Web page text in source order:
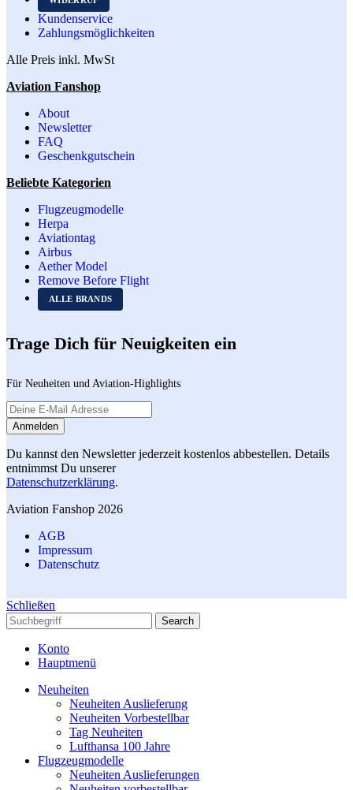
Kundenservice
Zahlungsmöglichkeiten
Alle Preis inkl. MwSt
Aviation Fanshop
About
Newsletter
FAQ
Geschenkgutschein
Beliebte Kategorien
Flugzeugmodelle
Herpa
Aviationtag
Airbus
Aether Model
Remove Before Flight
ALLE BRANDS
Trage Dich für Neuigkeiten ein
Für Neuheiten und Aviation-Highlights
Du kannst den Newsletter jederzeit kostenlos abbestellen. Details
entnimmst Du unserer
Datenschutzerklärung.
Aviation Fanshop 2026
AGB
Impressum
Datenschutz
Schließen
Search
Konto
Hauptmenü
Neuheiten
Neuheiten Auslieferung
Neuheiten Vorbestellbar
Tag Neuheiten
Lufthansa 100 Jahre
Flugzeugmodelle
Neuheiten Auslieferungen